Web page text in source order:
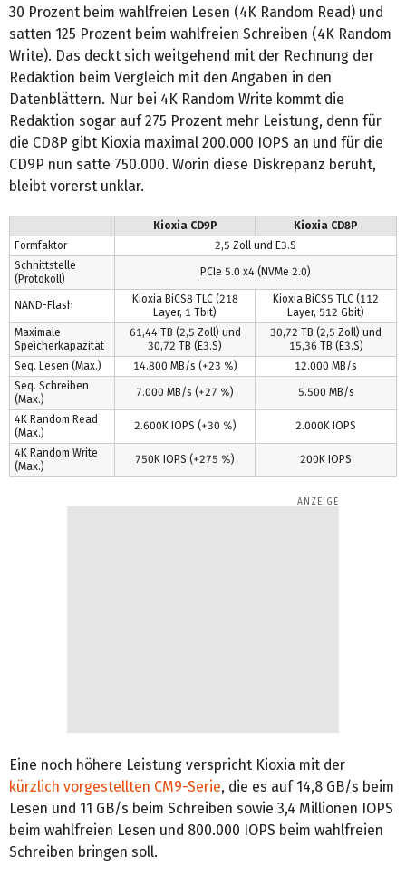
30 Prozent beim wahlfreien Lesen (4K Random Read) und
satten 125 Prozent beim wahlfreien Schreiben (4K Random
Write). Das deckt sich weitgehend mit der Rechnung der
Redaktion beim Vergleich mit den Angaben in den
Datenblättern. Nur bei 4K Random Write kommt die
Redaktion sogar auf 275 Prozent mehr Leistung, denn für
die CD8P gibt Kioxia maximal 200.000 IOPS an und für die
CD9P nun satte 750.000. Worin diese Diskrepanz beruht,
bleibt vorerst unklar.
Kioxia CD9P
Kioxia CD8P
Formfaktor
2,5 Zoll und E3.S
Schnittstelle
(Protokoll)
PCIe 5.0 x4 (NVMe 2.0)
NAND-Flash
Kioxia BiCS8 TLC (218
Layer, 1 Tbit)
Kioxia BiCS5 TLC (112
Layer, 512 Gbit)
Maximale
Speicherkapazität
61,44 TB (2,5 Zoll) und
30,72 TB (E3.S)
30,72 TB (2,5 Zoll) und
15,36 TB (E3.S)
Seq. Lesen (Max.)
14.800 MB/s (+23 %)
12.000 MB/s
Seq. Schreiben
(Max.)
7.000 MB/s (+27 %) 5.500 MB/s
4K Random Read
(Max.)
2.600K IOPS (+30 %) 2.000K IOPS
4K Random Write
(Max.)
750K IOPS (+275 %) 200K IOPS
Eine noch höhere Leistung verspricht Kioxia mit der
kürzlich vorgestellten CM9-Serie, die es auf 14,8 GB/s beim
Lesen und 11 GB/s beim Schreiben sowie 3,4 Millionen IOPS
beim wahlfreien Lesen und 800.000 IOPS beim wahlfreien
Schreiben bringen soll.